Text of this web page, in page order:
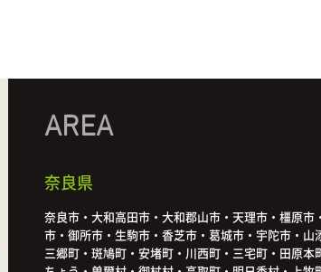
AREA
奈良県
奈良市・大和高田市・大和郡山市・天理市・橿原市
市・御所市・生駒市・香芝市・葛城市・宇陀市・山
三郷町・斑鳩町・安堵町・川西町・三宅町・田原本